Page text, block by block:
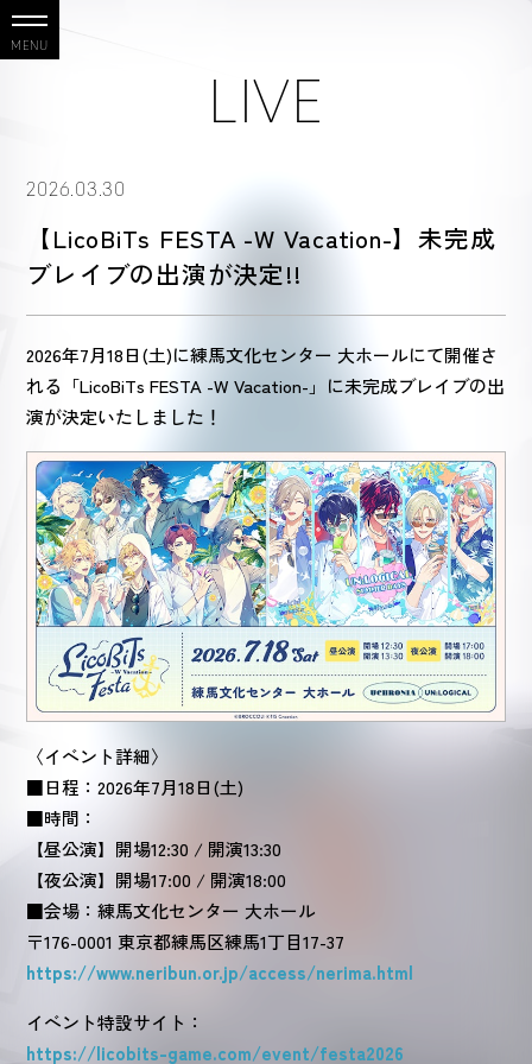
LIVE
2026.03.30
【LicoBiTs FESTA -W Vacation-】未完成
ブレイブの出演が決定!!
2026年7月18日(土)に練馬文化センター 大ホールにて開催さ
れる「LicoBiTs FESTA -W Vacation-」に未完成ブレイブの出
演が決定いたしました！
〈イベント詳細〉
■日程：2026年7月18日(土)
■時間：
【昼公演】開場12:30 / 開演13:30
【夜公演】開場17:00 / 開演18:00
■会場：練馬文化センター 大ホール
〒176-0001 東京都練馬区練馬1丁目17-37
https://www.neribun.or.jp/access/nerima.html
イベント特設サイト：
https://licobits-game.com/event/festa2026